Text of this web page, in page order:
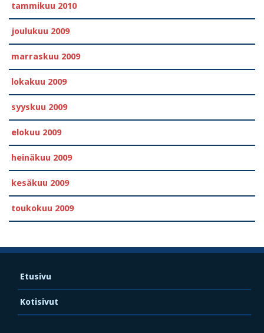
tammikuu 2010
joulukuu 2009
marraskuu 2009
lokakuu 2009
syyskuu 2009
elokuu 2009
heinäkuu 2009
kesäkuu 2009
toukokuu 2009
Etusivu
Kotisivut